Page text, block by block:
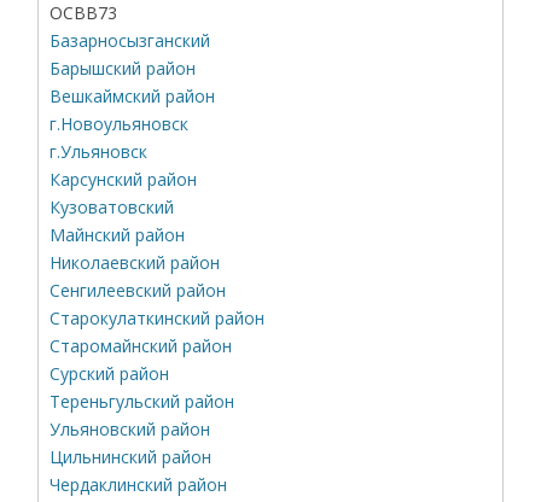
ОСВВ73
Базарносызганский
Барышский район
Вешкаймский район
г.Новоульяновск
г.Ульяновск
Карсунский район
Кузоватовский
Майнский район
Николаевский район
Сенгилеевский район
Старокулаткинский район
Старомайнский район
Сурский район
Тереньгульский район
Ульяновский район
Цильнинский район
Чердаклинский район